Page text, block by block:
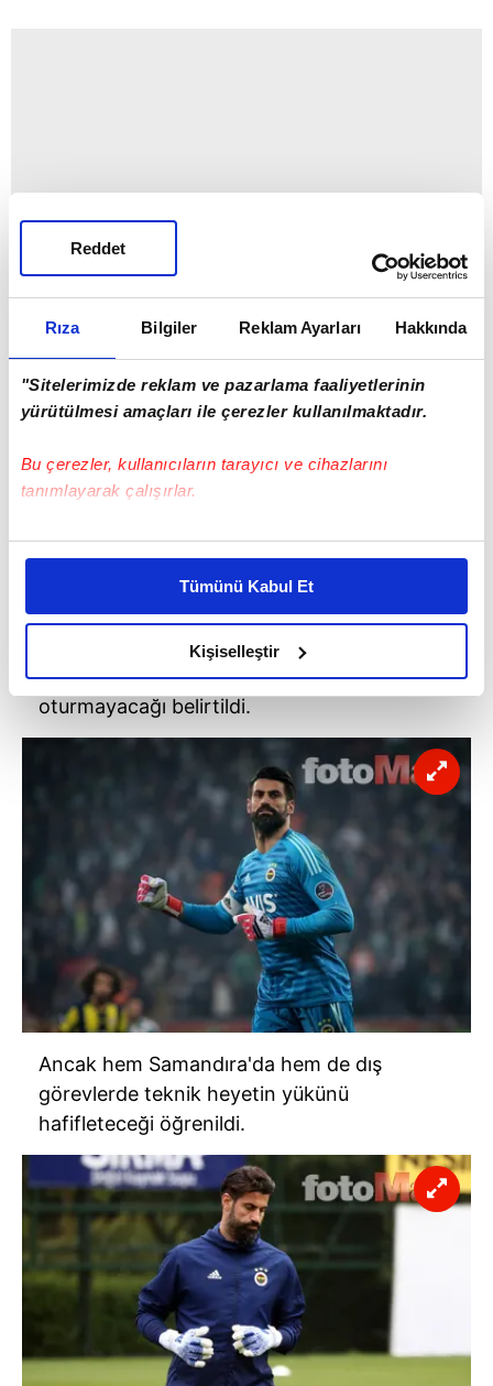
Rıza Bilgiler Reklam Ayarları Hakkında
"Sitelerimizde reklam ve pazarlama faaliyetlerinin
yürütülmesi amaçları ile çerezler kullanılmaktadır.
Bu çerezler, kullanıcıların tarayıcı ve cihazlarını
tanımlayarak çalışırlar.
Bu çerezlere izin vermeniz halinde sizlere özel
daha iyi reklam deneyimi yaşatabiliriz. Bunu yaparken
amacımızın size daha iyi bir reklam deneyimi sunmak
olduğunu ve sizlere en iyi içerikleri sunabilmek adına
elimizden gelen çabayı gösterdiğimizi ve bu noktada,
reklamların maliyetlerimizi karşılamak noktasında tek gelir
Her halükârda, kullanıcılar, bu çerezlere izin vermedikleri
takdirde, kullanıcılara hedefli reklamlar
Sizlere daha iyi bir hizmet sunabilmek için İnternet
Sitemizde kendimize ve üçüncü kişilere ait çerezler
kullanılmaktadır. Bu çerezler vasıtasıyla çeşitli kişisel
verileriniz işlenmekte olup gerekli olan çerezler bilgi
toplumu hizmetlerinin sunulması amacıyla
kullanılmaktadır. Diğer çerezler, sitemizin daha işlevsel
reklam/pazarlama faaliyetlerinin yapılması, amaçlarıyla
sınırlı olarak açık rızanız dahilinde kullanılacaktır.
Çerezlere ilişkin tercihlerinizi aşağıda yer alan panel
vasıtasıyla belirleyebilirsiniz. Çerezlere ilişkin detaylı bilgi
için Ayarlar butonuna tıklayabilir, Çerez Bilgilendirme
Metnimizi ziyaret edebilirsiniz.
6698 sayılı Kişisel Verilerin Korunması Kanunu uyarınca
hazırlanmış Aydınlatma Metnimizi okumak ve sitemizde
ilgili mevzuata uygun olarak kullanılan çerezlerle ilgili bilgi
almak için lütfentıklayınız.
Tümünü Kabul Et
Kişiselleştir
Reddet
Sarı-lacivertli efsanenin henüz gerekli
belgeleri alamadığı için bu sezon kulübede
oturmayacağı belirtildi.
Ancak hem Samandıra'da hem de dış
görevlerde teknik heyetin yükünü
hafifleteceği öğrenildi.